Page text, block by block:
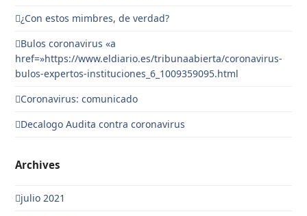
¿Con estos mimbres, de verdad?
Bulos coronavirus «a
href=»https://www.eldiario.es/tribunaabierta/coronavirus-
bulos-expertos-instituciones_6_1009359095.html
Coronavirus: comunicado
Decalogo Audita contra coronavirus
Archives
julio 2021